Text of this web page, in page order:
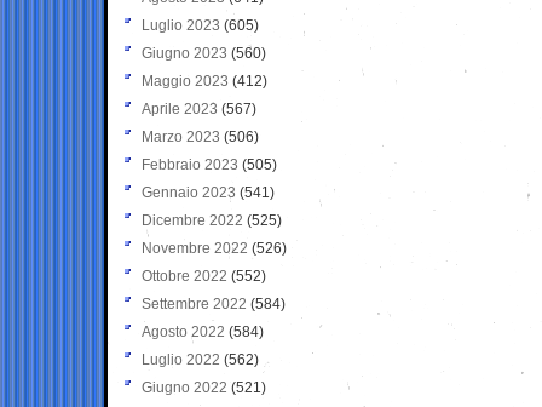
Luglio 2023 (605)
Giugno 2023 (560)
Maggio 2023 (412)
Aprile 2023 (567)
Marzo 2023 (506)
Febbraio 2023 (505)
Gennaio 2023 (541)
Dicembre 2022 (525)
Novembre 2022 (526)
Ottobre 2022 (552)
Settembre 2022 (584)
Agosto 2022 (584)
Luglio 2022 (562)
Giugno 2022 (521)